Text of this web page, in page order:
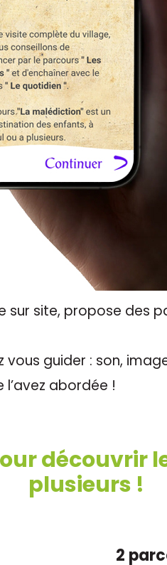
site, propose des
vous guider : son,
abordée !
découvrir
plusieurs !
2